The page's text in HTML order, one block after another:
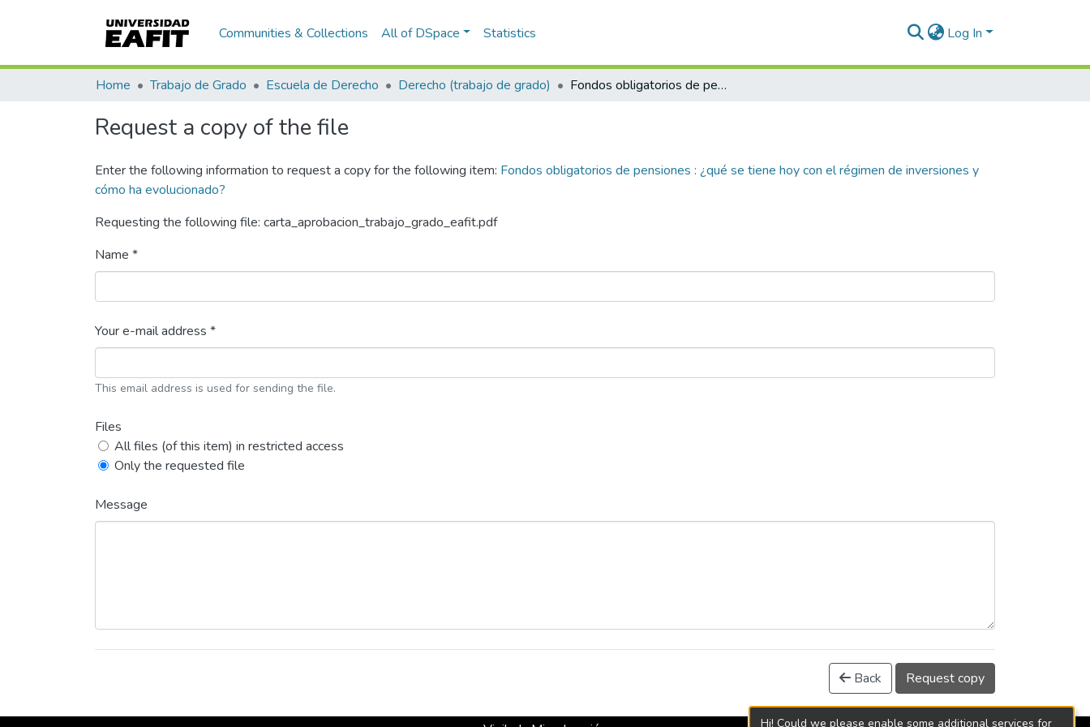
Communities & Collections All of DSpace Statistics Log In
Home Trabajo de Grado Escuela de Derecho Derecho (trabajo de grado) Fondos obligatorios de pensiones : ¿qué se tiene hoy con el régimen de inversiones y cómo ha evolucionado?
Request a copy of the file
Enter the following information to request a copy for the following item: Fondos obligatorios de pensiones : ¿qué se tiene hoy con el régimen de inversiones y
cómo ha evolucionado?
Requesting the following file: carta_aprobacion_trabajo_grado_eafit.pdf
Name *
Your e-mail address *
This email address is used for sending the file.
Files
All files (of this item) in restricted access
Only the requested file
Message
Back Request copy
Hi! Could we please enable some additional services for